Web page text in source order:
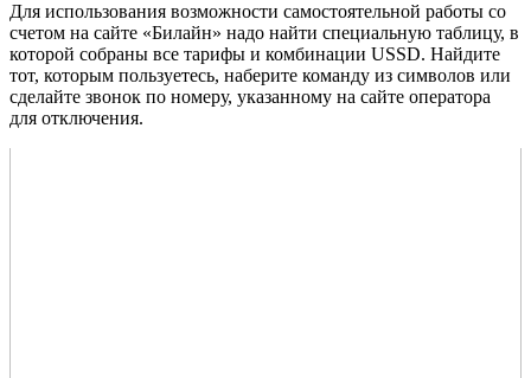
Для использования возможности самостоятельной работы со
счетом на сайте «Билайн» надо найти специальную таблицу, в
которой собраны все тарифы и комбинации USSD. Найдите
тот, которым пользуетесь, наберите команду из символов или
сделайте звонок по номеру, указанному на сайте оператора
для отключения.